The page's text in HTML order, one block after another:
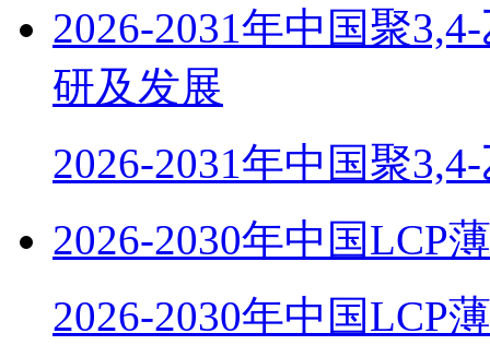
2026-2031年中国聚
研及发展
2026-2031年中国聚
2026-2030年中国LCP
2026-2030年中国LCP